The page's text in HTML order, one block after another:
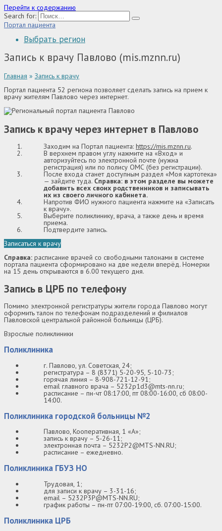
Перейти к содержанию
Search for:
Портал пациента
Выбрать регион
Запись к врачу Павлово (mis.mznn.ru)
Главная » Запись к врачу
Портал пациента 52 региона позволяет сделать запись на прием к
врачу жителям Павлово через интернет.
Запись к врачу через интернет в Павлово
Заходим на Портал пациента: https://mis.mznn.ru.
В верхнем правом углу нажмите на «Вход» и
авторизуйтесь по электронной почте (нужна
регистрация) или по полису ОМС (без регистрации).
После входа станет доступным раздел «Моя картотека»
— зайдите туда. Справка: в этом разделе вы можете
добавить всех своих родственников и записывать
их из своего личного кабинета.
Напротив ФИО нужного пациента нажмите на «Записать
к врачу».
Выберите поликлинику, врача, а также день и время
приема.
Подтвердите запись.
Записаться к врачу
Справка: расписание врачей со свободными талонами в системе
портала пациента сформировано на две недели вперёд. Номерки
на 15 день открываются в 6.00 текущего дня.
Запись в ЦРБ по телефону
Помимо электронной регистратуры жители города Павлово могут
оформить талон по телефонам подразделений и филиалов
Павловской центральной районной больницы (ЦРБ).
Взрослые поликлиники
Поликлиника
г. Павлово, ул. Советская, 24;
регистратура – 8 (8371) 5-20-95, 5-10-73;
горячая линия – 8-908-721-12-91;
email главного врача – 5232p1d3@mts-nn.ru;
расписание – пн-чт 08:17:00, пт 08:00-16:00, сб 08:00-
14:00.
Поликлиника городской больницы №2
Павлово, Кооперативная, 1 «А»;
запись к врачу – 5-26-11;
электронная почта – 5232P2@MTS-NN.RU;
расписание – ежедневно.
Поликлиника ГБУЗ НО
Трудовая, 1;
для записи к врачу – 3-31-16;
email – 5232P3P@MTS-NN.RU;
график работы – пн-пт 07:00-19:00, сб. 07:00-15:00.
Поликлиника ЦРБ